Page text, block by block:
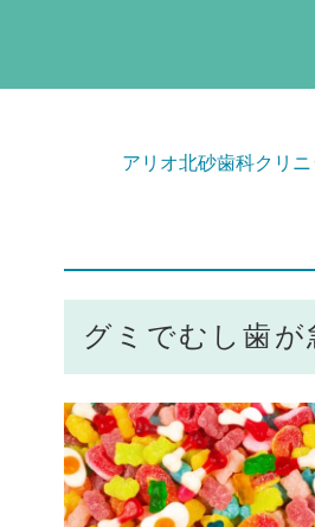
アリオ北砂歯科クリニ
グミでむし歯が